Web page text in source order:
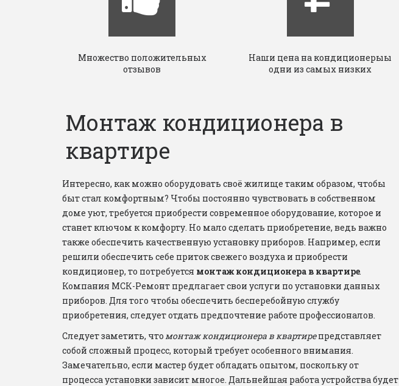
Множество положительных
отзывов
Наши цена на кондиционерыы
одни из самых низких
Монтаж кондиционера в
квартире
Интересно, как можно оборудовать своё жилище таким образом, чтобы
быт стал комфортным? Чтобы постоянно чувствовать в собственном
доме уют, требуется приобрести современное оборудование, которое и
станет ключом к комфорту. Но мало сделать приобретение, ведь важно
также обеспечить качественную установку приборов. Например, если
решили обеспечить себе приток свежего воздуха и приобрести
кондиционер, то потребуется монтаж кондиционера в квартире.
Компания МСК-Ремонт предлагает свои услуги по установки данных
приборов. Для того чтобы обеспечить бесперебойную службу
приобретения, следует отдать предпочтение работе профессионалов.
Следует заметить, что монтаж кондиционера в квартире представляет
собой сложный процесс, который требует особенного внимания.
Замечательно, если мастер будет обладать опытом, поскольку от
процесса установки зависит многое. Дальнейшая работа устройства будет